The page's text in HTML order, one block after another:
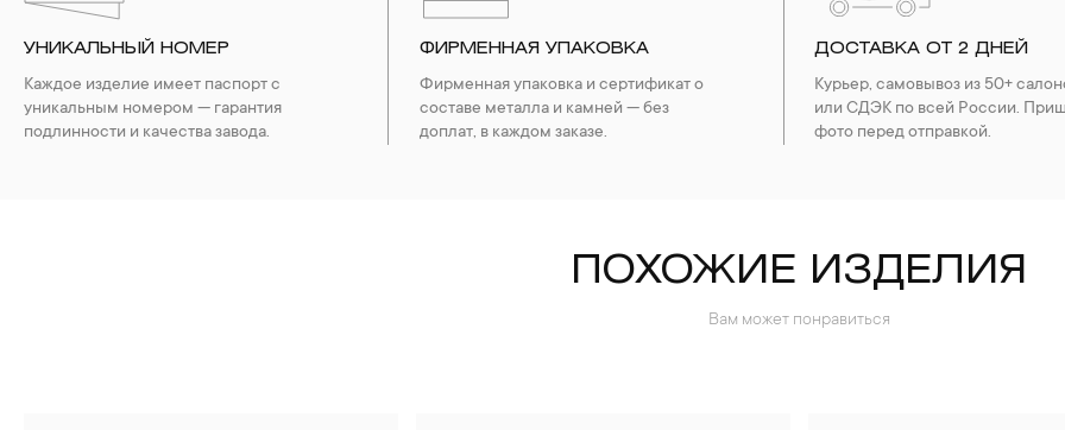
УНИКАЛЬНЫЙ НОМЕР
Каждое изделие имеет паспорт с
уникальным номером — гарантия
подлинности и качества завода.
ФИРМЕННАЯ УПАКОВКА
Фирменная упаковка и сертификат о
составе металла и камней — без
доплат, в каждом заказе.
ДОСТАВКА ОТ 2 ДНЕЙ
Курьер, самовывоз из 50+
или СДЭК по всей России.
фото перед отправкой.
ПОХОЖИЕ ИЗДЕЛИЯ
Вам может понравиться